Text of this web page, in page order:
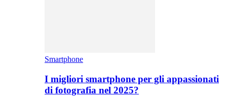
Smartphone
I migliori smartphone per gli appassionati
di fotografia nel 2025?